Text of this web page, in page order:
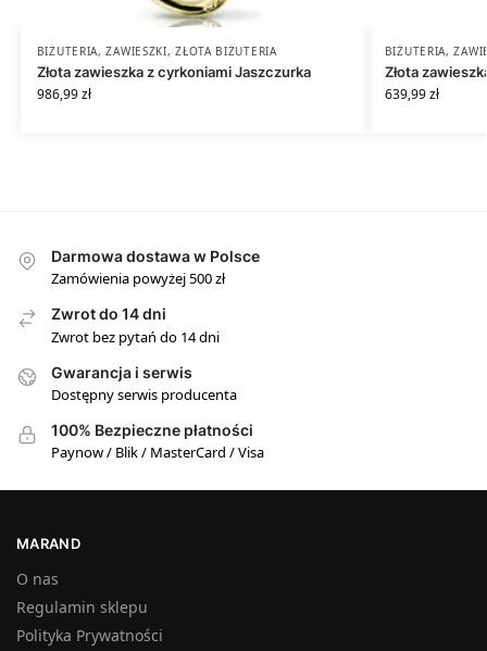
BIŻUTERIA,ZAWIESZKI,ZŁOTA BIŻUTERIA
Złota zawieszka z cyrkoniami Jaszczurka
986,99zł
BIŻUTERIA,
Złota
639,99zł
Darmowa dostawa w Polsce
Zamówienia powyżej 500 zł
Zwrot do 14 dni
Zwrot bez pytań do 14 dni
Gwarancja i serwis
Dostępny serwis producenta
100% Bezpieczne płatności
Paynow / Blik / MasterCard / Visa
MARAND
O nas
Regulamin sklepu
Polityka Prywatności